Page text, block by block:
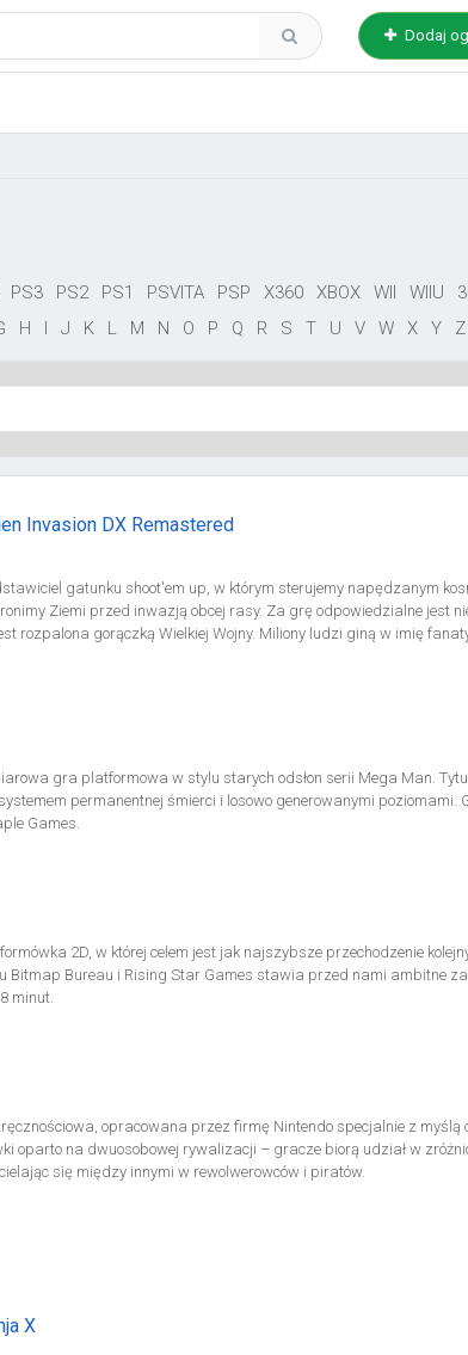
Dodaj
PS3 PS2 PS1 PSVITA PSP X360 XBOX WII WIIU
H I J K L M N O P Q R S T U V W X Y Z
Invasion DX Remastered
gatunku shoot'em up, w którym sterujemy napędzanym
Ziemi przed inwazją obcej rasy. Za grę odpowiedzialne jest
rozpalona gorączką Wielkiej Wojny. Miliony ludzi giną w imię
tego ataku świat zatrząsnął się w posadach, a dla ludzkości
gra platformowa w stylu starych odsłon serii Mega Man.
permanentnej śmierci i losowo generowanymi poziomami.
Games.
2D, w której celem jest jak najszybsze przechodzenie
Bitmap Bureau i Rising Star Games stawia przed nami ambitne
minut.
opracowana przez firmę Nintendo specjalnie z myślą
oparto na dwuosobowej rywalizacji – gracze biorą udział w
się między innymi w rewolwerowców i piratów.
X